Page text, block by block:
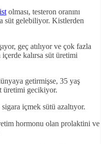
olması, testeron oranını
süt gelebiliyor. Kistlerden
geç atılıyor ve çok fazla
kalırsa süt üretimi
getirmişse, 35 yaş
üretimi gecikiyor.
içmek sütü azaltıyor.
hormonu olan prolaktini ve